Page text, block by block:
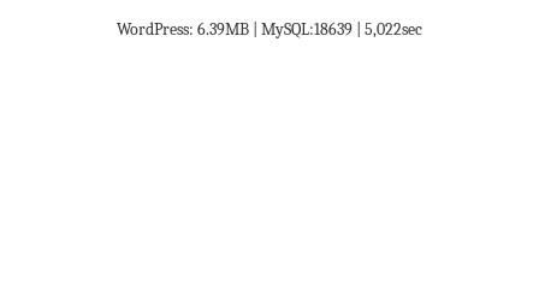
WordPress: 6.39MB | MySQL:18639 | 5,022sec